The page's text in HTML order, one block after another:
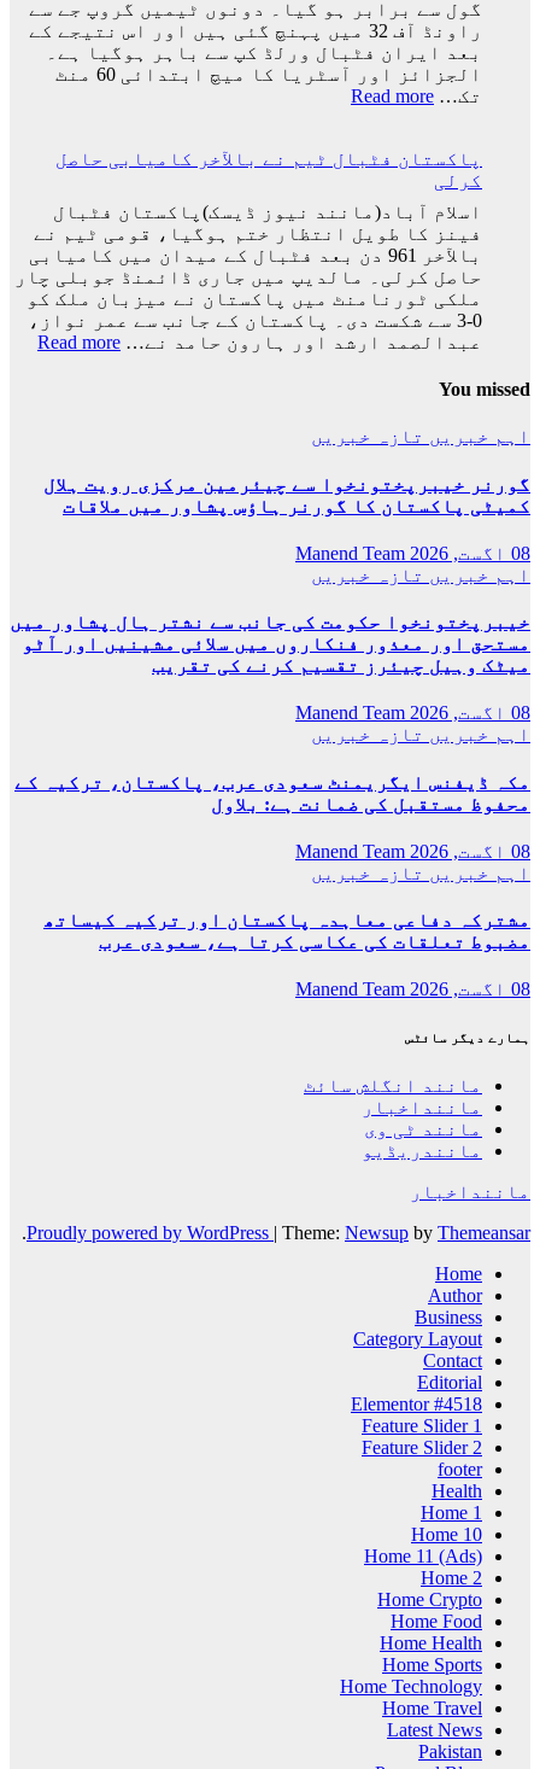
ورلڈ
کپ
کا
سفر
گول سے برابر ہو گیا۔ دونوں ٹیمیں گروپ جے سے
راونڈ آف 32 میں پہنچ گئی ہیں اور اس نتیجے کے
بعد ایران فٹبال ورلڈ کپ سے باہر ہوگیا ہے۔
الجزائز اور آسٹریا کا میچ ابتدائی 60 منٹ
تک… Read more
:
ٹیم
سے
باہر
ہوگئی
پاکستان فٹبال ٹیم نے بالآخر کامیابی حاصل
کرلی
اسلام آباد(مانند نیوز ڈیسک)پاکستان فٹبال
فینز کا طویل انتظار ختم ہوگیا، قومی ٹیم نے
بالآخر 961 دن بعد فٹبال کے میدان میں کامیابی
حاصل کرلی۔ مالدیپ میں جاری ڈائمنڈ جوبلی چار
ملکی ٹورنامنٹ میں پاکستان نے میزبان ملک کو
0-3 سے شکست دی۔ پاکستان کے جانب سے عمر نواز،
عبدالصمد ارشد اور ہارون حامد نے… Read more
:
You missed
اہم خبریں تازہ خبریں
گورنر خیبرپختونخوا سے چیئرمین مرکزی رویت ہلال
کمیٹی پاکستان کا گورنر ہاؤس پشاور میں ملاقات
08 اگست, 2026
Manend Team
اہم خبریں تازہ خبریں
خیبرپختونخوا حکومت کی جانب سے نشتر ہال پشاور میں
مستحق اور معذور فنکاروں میں سلائی مشینیں اور آٹو
میٹک وہیل چیئرز تقسیم کرنے کی تقریب
08 اگست, 2026
Manend Team
اہم خبریں تازہ خبریں
مکہ ڈیفنس ایگریمنٹ سعودی عرب، پاکستان، ترکیہ کے
محفوظ مستقبل کی ضمانت ہے: بلاول
08 اگست, 2026
Manend Team
اہم خبریں تازہ خبریں
مشترکہ دفاعی معاہدہ پاکستان اور ترکیہ کیساتھ
مضبوط تعلقات کی عکاسی کرتا ہے، سعودی عرب
08 اگست, 2026 Manend Team
ہمارے دیگر سائٹس
مانند انگلش سائٹ
ماننداخبار
مانند ٹی وی
مانندریڈیو
ماننداخبار
Proudly powered by WordPress | Theme: Newsup by Themeansar
.
Home
Author
Business
Category Layout
Contact
Editorial
Elementor #4518
Feature Slider 1
Feature Slider 2
footer
Health
Home 1
Home 10
Home 11 (Ads)
Home 2
Home Crypto
Home Food
Home Health
Home Sports
Home Technology
Home Travel
Latest News
Pakistan